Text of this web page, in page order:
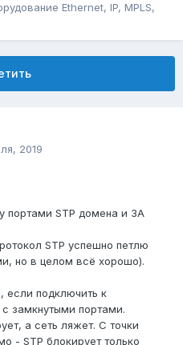
Ethernet, IP, MPLS,
2019
портами STP домена и ЗА
STP успешно петлю
но в целом всё хорошо).
если подключить к
замкнутыми портами.
а сеть ляжет. С точки
- STP блокирует только